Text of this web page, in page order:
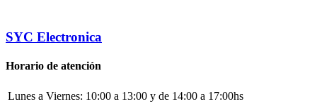
SYC Electronica
Horario de atención
Lunes a Viernes: 10:00 a 13:00 y de 14:00 a 17:00hs